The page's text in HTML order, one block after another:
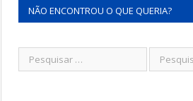
NÃO ENCONTROU O QUE QUERIA?